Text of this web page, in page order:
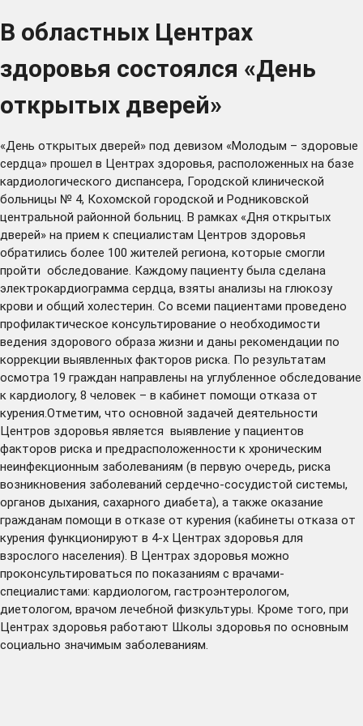
В областных Центрах
здоровья состоялся «День
открытых дверей»
«День открытых дверей» под девизом «Молодым – здоровые
сердца» прошел в Центрах здоровья, расположенных на базе
кардиологического диспансера, Городской клинической
больницы № 4, Кохомской городской и Родниковской
центральной районной больниц. В рамках «Дня открытых
дверей» на прием к специалистам Центров здоровья
обратились более 100 жителей региона, которые смогли
пройти обследование. Каждому пациенту была сделана
электрокардиограмма сердца, взяты анализы на глюкозу
крови и общий холестерин. Со всеми пациентами проведено
профилактическое консультирование о необходимости
ведения здорового образа жизни и даны рекомендации по
коррекции выявленных факторов риска. По результатам
осмотра 19 граждан направлены на углубленное обследование
к кардиологу, 8 человек – в кабинет помощи отказа от
курения.Отметим, что основной задачей деятельности
Центров здоровья является выявление у пациентов
факторов риска и предрасположенности к хроническим
неинфекционным заболеваниям (в первую очередь, риска
возникновения заболеваний сердечно-сосудистой системы,
органов дыхания, сахарного диабета), а также оказание
гражданам помощи в отказе от курения (кабинеты отказа от
курения функционируют в 4-х Центрах здоровья для
взрослого населения). В Центрах здоровья можно
проконсультироваться по показаниям с врачами-
специалистами: кардиологом, гастроэнтерологом,
диетологом, врачом лечебной физкультуры. Кроме того, при
Центрах здоровья работают Школы здоровья по основным
социально значимым заболеваниям.